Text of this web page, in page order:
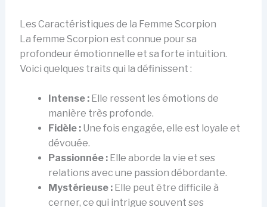
Les Caractéristiques de la Femme Scorpion
La femme Scorpion est connue pour sa
profondeur émotionnelle et sa forte intuition.
Voici quelques traits qui la définissent :
Intense :Elle ressent les émotions de
manière très profonde.
Fidèle :Une fois engagée, elle est loyale et
dévouée.
Passionnée :Elle aborde la vie et ses
relations avec une passion débordante.
Mystérieuse :Elle peut être difficile à
cerner, ce qui intrigue souvent ses